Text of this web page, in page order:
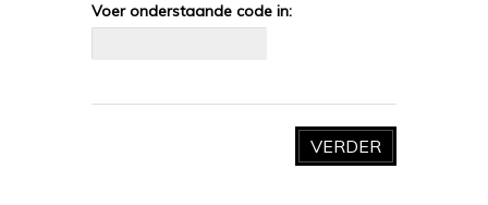
Voer onderstaande code in:
VERDER